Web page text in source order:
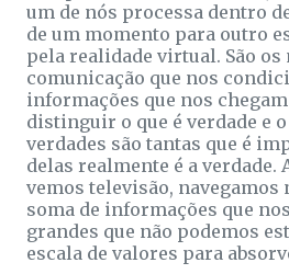
um de nós processa dentro
de um momento para outro
pela realidade virtual. São os
comunicação que nos
informações que nos
distinguir o que é verdade e
verdades são tantas que é
delas realmente é a
vemos televisão, navegamos
soma de informações que
grandes que não podemos
escala de valores para